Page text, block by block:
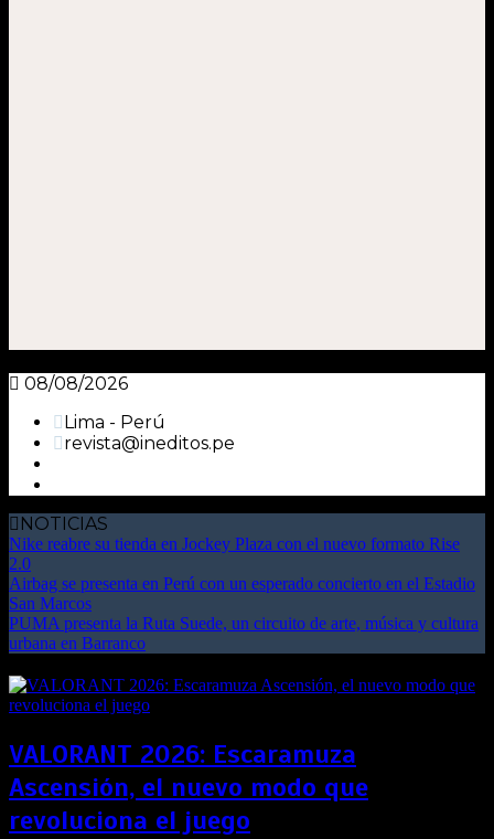
08/08/2026
Lima - Perú
revista@ineditos.pe
NOTICIAS
Nike reabre su tienda en Jockey Plaza con el nuevo formato Rise
2.0
Airbag se presenta en Perú con un esperado concierto en el Estadio
San Marcos
PUMA presenta la Ruta Suede, un circuito de arte, música y cultura
urbana en Barranco
VALORANT 2026: Escaramuza
Ascensión, el nuevo modo que
revoluciona el juego